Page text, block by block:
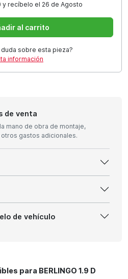
y recíbelo el 26 de Agosto
al carrito
duda sobre esta pieza?
información
de venta
mano de obra de montaje,
gastos adicionales.
de vehículo
para BERLINGO 1.9 D